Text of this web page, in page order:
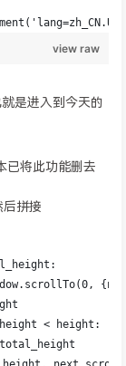
是进入到今天的
已将此功能删去
后拼接